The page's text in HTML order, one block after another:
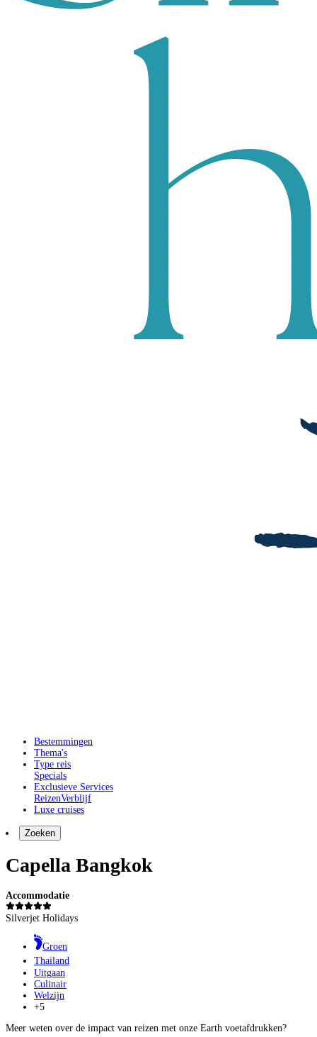
Bestemmingen
Thema's
Type reis
Specials
Exclusieve Services
ReizenVerblijf
Luxe cruises
Zoeken
Capella Bangkok
Accommodatie
Silverjet Holidays
Groen
Thailand
Uitgaan
Culinair
Welzijn
+5
Meer weten over de impact van reizen met onze Earth voetafdrukken?